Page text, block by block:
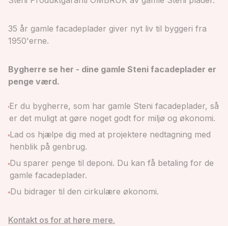
35 år gamle facadeplader giver nyt liv til byggeri fra
1950'erne.
Bygherre se her - dine gamle Steni facadeplader er
penge værd.
Er du bygherre, som har gamle Steni facadeplader, så
er det muligt at gøre noget godt for miljø og økonomi.
Lad os hjælpe dig med at projektere nedtagning med
henblik på genbrug.
Du sparer penge til deponi. Du kan få betaling for de
gamle facadeplader.
Du bidrager til den cirkulære økonomi.
Kontakt os for at høre mere.